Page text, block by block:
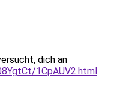
dich an
1CpAUV2.html